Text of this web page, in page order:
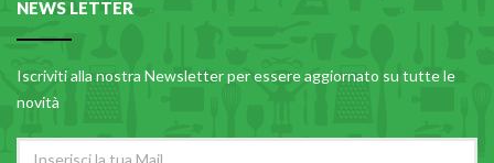
NEWS LETTER
Iscriviti alla nostra Newsletter per essere aggiornato su tutte le
novità